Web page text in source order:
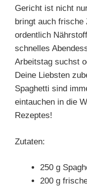
Gericht ist nicht
bringt auch frische
ordentlich
schnelles
Arbeitstag suchst
Deine Liebsten
Spaghetti sind
eintauchen in die
Rezeptes!
Zutaten:
250 g
200 g